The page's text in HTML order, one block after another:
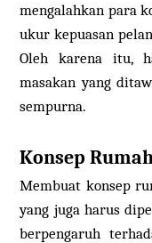
mengalahkan para
ukur kepuasan
Oleh karena itu,
masakan yang
sempurna.
Konsep
Membuat konsep
yang juga harus
berpengaruh